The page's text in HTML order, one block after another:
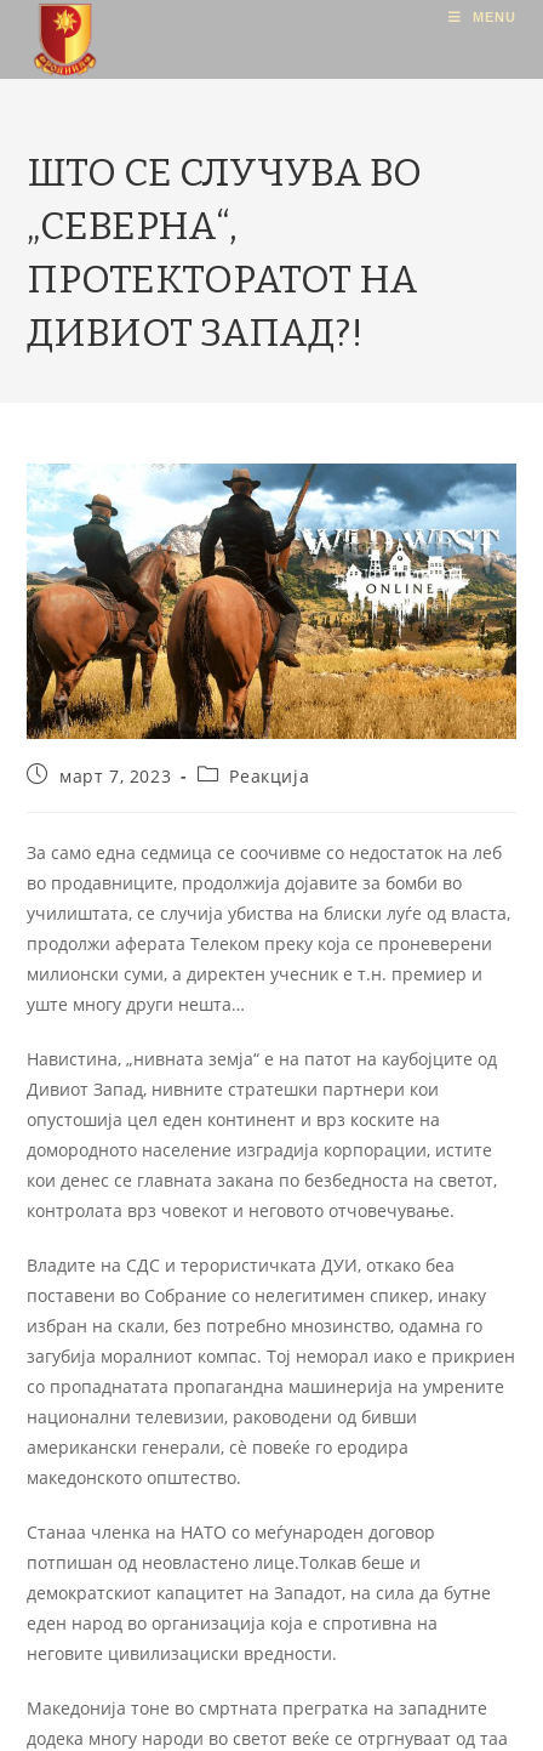
MENU
ШТО СЕ СЛУЧУВА ВО
„СЕВЕРНА“,
ПРОТЕКТОРАТОТ НА
ДИВИОТ ЗАПАД?!
март 7, 2023 Реакција
За само една седмица се соочивме со недостаток на леб
во продавниците, продолжија дојавите за бомби во
училиштата, се случија убиства на блиски луѓе од власта,
продолжи аферата Телеком преку која се проневерени
милионски суми, а директен учесник е т.н. премиер и
уште многу други нешта…
Навистина, „нивната земја“ е на патот на каубојците од
Дивиот Запад, нивните стратешки партнери кои
опустошија цел еден континент и врз коските на
домородното население изградија корпорации, истите
кои денес се главната закана по безбедноста на светот,
контролата врз човекот и неговото отчовечување.
Владите на СДС и терористичката ДУИ, откако беа
поставени во Собрание со нелегитимен спикер, инаку
избран на скали, без потребно мнозинство, одамна го
загубија моралниот компас. Тој неморал иако е прикриен
со пропаднатата пропагандна машинерија на умрените
национални телевизии, раководени од бивши
американски генерали, сѐ повеќе го еродира
македонското општество.
Станаа членка на НАТО со меѓународен договор
потпишан од неовластено лице.Толкав беше и
демократскиот капацитет на Западот, на сила да бутне
еден народ во организација која е спротивна на
неговите цивилизациски вредности.
Македонија тоне во смртната прегратка на западните
додека многу народи во светот веќе се отргнуваат од таа